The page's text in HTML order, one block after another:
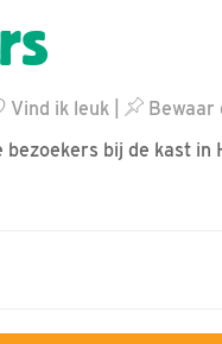
Vind ik leuk Bewaar
bij de kast in